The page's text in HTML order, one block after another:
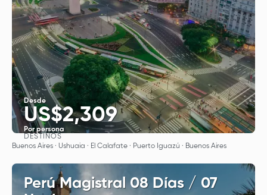
Desde
US$2,309
Por persona
Ver
DESTINOS
Buenos Aires · Ushuaia · El Calafate · Puerto Iguazú · Buenos Aires
Perú Magistral 08 Días / 07